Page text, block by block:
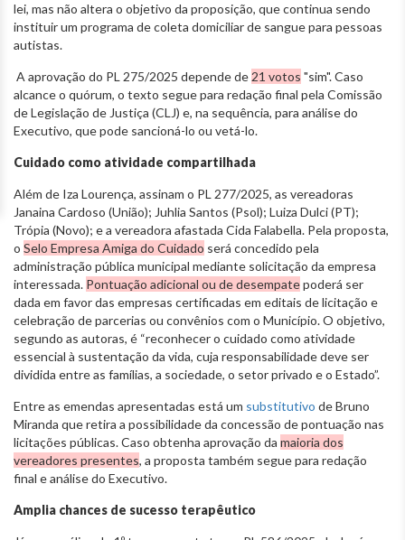
lei, mas não altera o objetivo da proposição, que continua sendo
instituir um programa de coleta domiciliar de sangue para pessoas
autistas.
A aprovação do PL 275/2025 depende de 21 votos "sim". Caso
alcance o quórum, o texto segue para redação final pela Comissão
de Legislação de Justiça (CLJ) e, na sequência, para análise do
Executivo, que pode sancioná-lo ou vetá-lo.
Cuidado como atividade compartilhada
Além de Iza Lourença, assinam o PL 277/2025, as vereadoras
Janaina Cardoso (União); Juhlia Santos (Psol); Luiza Dulci (PT);
Trópia (Novo); e a vereadora afastada Cida Falabella. Pela proposta,
o Selo Empresa Amiga do Cuidado será concedido pela
administração pública municipal mediante solicitação da empresa
interessada. Pontuação adicional ou de desempatepoderá ser
dada em favor das empresas certificadas em editais de licitação e
celebração de parcerias ou convênios com o Município. O objetivo,
segundo as autoras, é “reconhecer o cuidado como atividade
essencial à sustentação da vida, cuja responsabilidade deve ser
dividida entre as famílias, a sociedade, o setor privado e o Estado”.
Entre as emendas apresentadas está um substitutivo de Bruno
Miranda que retira a possibilidade da concessão de pontuação nas
licitações públicas. Caso obtenha aprovação da maioria dos
vereadores presentes, a proposta também segue para redação
final e análise do Executivo.
Amplia chances de sucesso terapêutico